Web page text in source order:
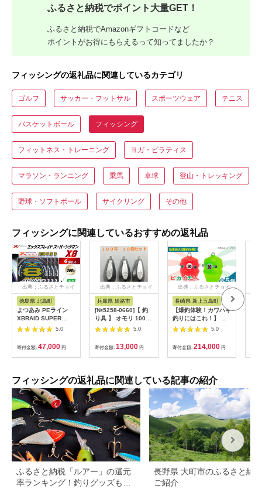
ふるさと納税でポイント大量GET！
ふるさと納税でAmazonギフトコードなど
ポイントがお得にもらえるって知ってましたか？
フィッシングの返礼品に関連しているカテゴリ
ゴルフ サッカー・フットサル スポーツウェア テニス
バスケットボール フィッシング
フィットネス・トレーニング ヨガ・ピラティス
マラソン・ランニング 乗馬 卓球 登山・トレッキング
野球・ソフトボール サイクリング その他
フィッシングに関連しているおすすめの返礼品
出典：ふるさとチョイ
ス
徳島県 北島町
よつあみ PEライン
XBRAID SUPER
JIGMAN X8 6.0号
300m 4個 エックスブ
レイド スーパー ジグ
マン [YGK 徳島県 北
島町 29ac0114] ygk
糸 釣り 釣具 釣り具
5.0
寄付金額: 47,000 円
出典：ふるさとチョイ
ス
兵庫県 姫路市
[№5258-0660]【 釣
り具 】 オモリ 100号
10個セット 釣り用
5.0
寄付金額: 13,000 円
出典：ふるさとチョイ
長崎県 新上五島町
【爆釣体験！カワハギ
釣りにはこれ！】 ピ
カイチくん あっぱよ
30号 赤色＆緑色 10個
入り（各5個） / カワ
ハギ釣り 釣り道具 釣
り具 釣り 釣具 カワハ
ジ製作】 [RBS006]
5.0
寄付金額: 214,000 円
フィッシングの返礼品に関連している記事の紹介
ふるさと納税「ルアー」の還元
率ランキング！釣りグッズもご
長野県 大町市のふるさと納
ご紹介